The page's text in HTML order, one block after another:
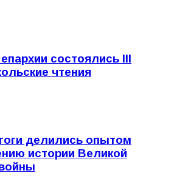
состоялись III
чтения
делились опытом
истории Великой